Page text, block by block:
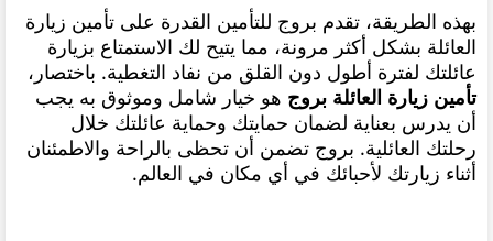
بهذه الطريقة، تقدم بروج للتأمين القدرة على تأمين زيارة
العائلة بشكل أكثر مرونة، مما يتيح لك الاستمتاع بزيارة
عائلتك لفترة أطول دون القلق من نفاد التغطية. باختصار،
تأمين زيارة العائلة بروج هو خيار شامل وموثوق به يجب
أن يدرس بعناية لضمان حمايتك وحماية عائلتك خلال
رحلتك العائلية. بروج تضمن أن تحظى بالراحة والاطمئنان
أثناء زيارتك لأحبائك في أي مكان في العالم.